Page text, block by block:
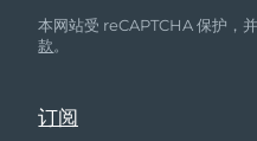
本网站受 reCAPTCHA 保护，
款。